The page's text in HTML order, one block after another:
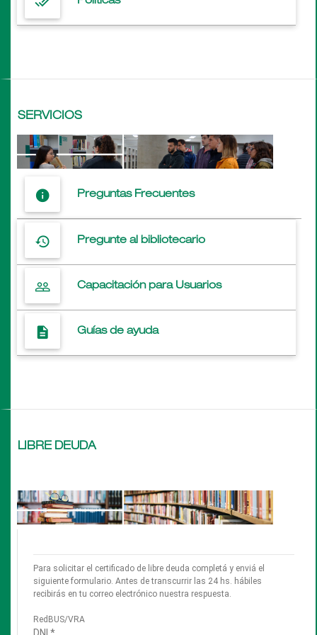
SERVICIOS
info Preguntas Frecuentes
history Pregunte al bibliotecario
people_outline Capacitación para Usuarios
description Guías de ayuda
LIBRE DEUDA